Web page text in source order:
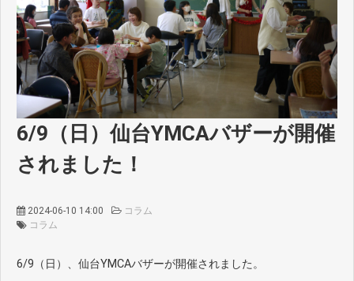
6/9（日）仙台YMCAバザーが開催
されました！
2024-06-10 14:00
コラム
コラム
6/9（日）、仙台YMCAバザーが開催されました。